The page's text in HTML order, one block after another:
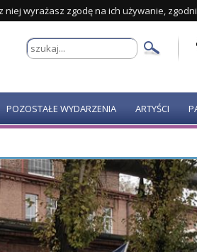
wyrażasz zgodę na ich używanie,
POZOSTAŁE WYDARZENIA ARTYŚCI